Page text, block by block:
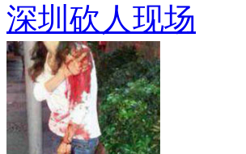
深圳砍人现场